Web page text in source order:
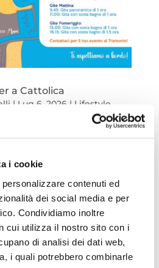
i cookie
contenuti ed
dei social media e per
Condividiamo inoltre
cui utilizza il nostro sito con i
di analisi dei dati web,
i quali potrebbero combinarle
a Cattolica
| Lug 6, 2026 | Lifestyle
tempo Se stai
autentica
a Cattolica,
cutter è uno dei modi
indimenticabili per
da una prospettiva...